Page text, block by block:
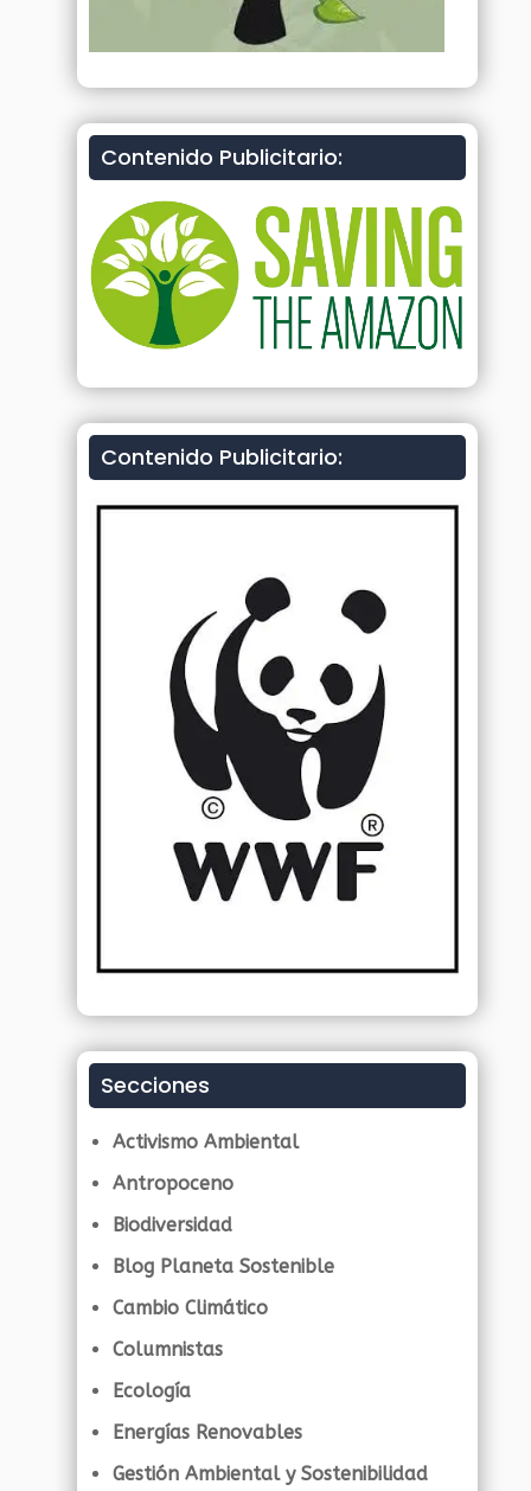
Contenido Publicitario:
Contenido Publicitario:
Secciones
Activismo Ambiental
Antropoceno
Biodiversidad
Blog Planeta Sostenible
Cambio Climático
Columnistas
Ecología
Energías Renovables
Gestión Ambiental y Sostenibilidad